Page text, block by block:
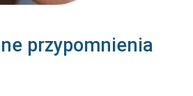
przypomnienia